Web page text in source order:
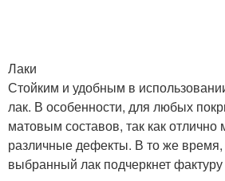
Лаки
Стойким и удобным в
лак. В особенности, для любых
матовым составов, так как отлично
различные дефекты. В то же
выбранный лак подчеркнет